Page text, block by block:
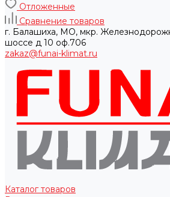
Отложенные
Сравнение товаров
г. Балашиха, МО, мкр.
шоссе д 10 оф.706
zakaz@funai-klimat.ru
Каталог товаров